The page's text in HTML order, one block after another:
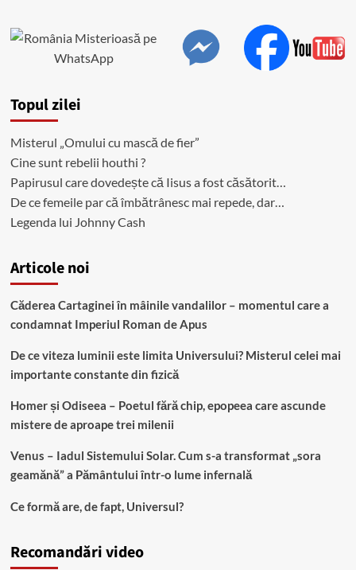
Topul zilei
Misterul „Omului cu mască de fier”
Cine sunt rebelii houthi ?
Papirusul care dovedește că Iisus a fost căsătorit…
De ce femeile par că îmbătrânesc mai repede, dar…
Legenda lui Johnny Cash
Articole noi
Căderea Cartaginei în mâinile vandalilor – momentul care a
condamnat Imperiul Roman de Apus
De ce viteza luminii este limita Universului? Misterul celei mai
importante constante din fizică
Homer și Odiseea – Poetul fără chip, epopeea care ascunde
mistere de aproape trei milenii
Venus – Iadul Sistemului Solar. Cum s-a transformat „sora
geamănă” a Pământului într-o lume infernală
Ce formă are, de fapt, Universul?
Recomandări video